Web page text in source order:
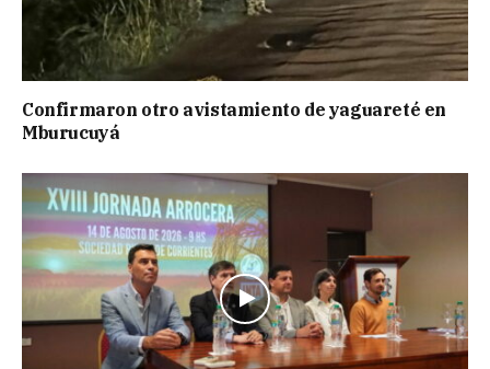
Confirmaron otro avistamiento de yaguareté en
Mburucuyá